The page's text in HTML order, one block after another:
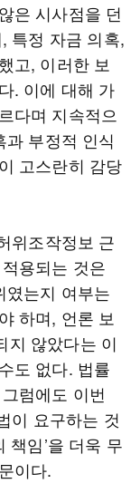
은 시사점을 던
특정 자금 의혹,
고, 이러한 보
. 이에 대해 가
다며 지속적으
부정적 인식
고스란히 감당
위조작정보 근
용되는 것은
였는지 여부는
하며, 언론 보
지 않았다는 이
도 없다. 법률
럼에도 이번
이 요구하는 것
책임’을 더욱 무
이다.